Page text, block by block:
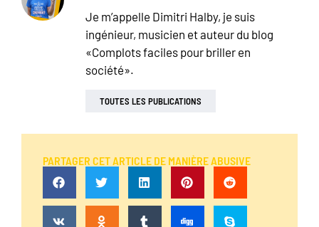
Je m’appelle Dimitri Halby, je suis
ingénieur, musicien et auteur du blog
«Complots faciles pour briller en
société».
TOUTES LES PUBLICATIONS
PARTAGER CET ARTICLE DE MANIÈRE ABUSIVE